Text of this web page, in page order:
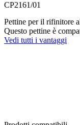
CP2161/01
Pettine per il rifinitore
Questo pettine è
Vedi tutti i vantaggi